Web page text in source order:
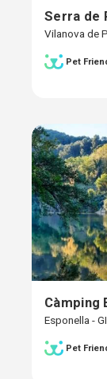
Serra de
Vilanova de
Pet
Càmping
Esponella -
Pet